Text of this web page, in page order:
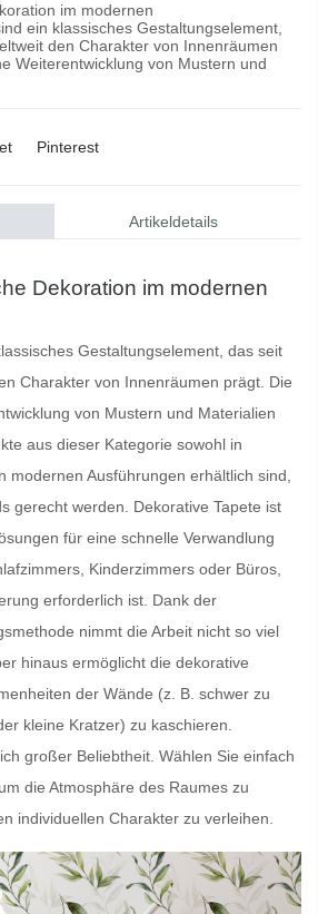
im modernen
ein klassisches Gestaltungselement,
den Charakter von Innenräumen
Weiterentwicklung von Mustern und
Pinterest
Artikeldetails
Dekoration im modernen
Gestaltungselement, das seit
Charakter von Innenräumen prägt. Die
von Mustern und Materialien
aus dieser Kategorie sowohl in
modernen Ausführungen erhältlich sind,
gerecht werden. Dekorative Tapete ist
für eine schnelle Verwandlung
Kinderzimmers oder Büros,
erforderlich ist. Dank der
nimmt die Arbeit nicht so viel
hinaus ermöglicht die dekorative
der Wände (z. B. schwer zu
kleine Kratzer) zu kaschieren.
großer Beliebtheit. Wählen Sie einfach
die Atmosphäre des Raumes zu
individuellen Charakter zu verleihen.